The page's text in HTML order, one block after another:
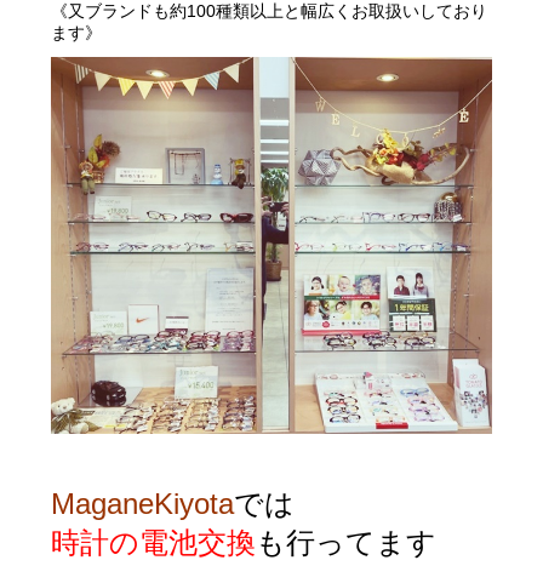
《又ブランドも約100種類以上と幅広くお取扱いしており
ます》
MaganeKiyotaでは
時計の電池交換も行ってます